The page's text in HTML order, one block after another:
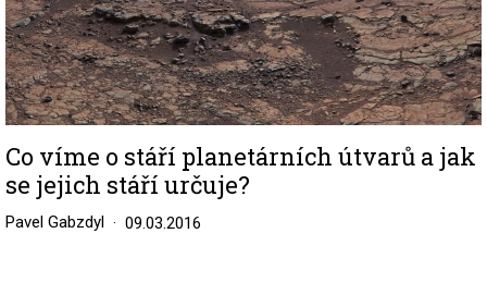
Co víme o stáří planetárních útvarů a jak
se jejich stáří určuje?
Pavel Gabzdyl 09.03.2016